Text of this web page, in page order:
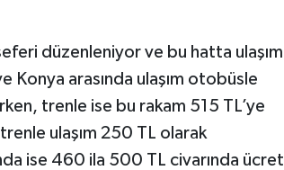
düzenleniyor ve bu hatta ulaşım
Konya arasında ulaşım otobüsle
trenle ise bu rakam 515 TL’ye
ulaşım 250 TL olarak
ise 460 ila 500 TL civarında ücret